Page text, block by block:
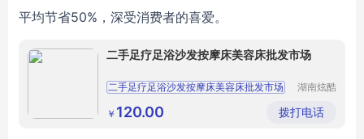
平均节省50%， 深受消费者的喜爱。
二手足疗足浴沙发按摩床美容床批发市场
二手足疗足浴沙发按摩床美容床批发市场
休闲洗脚沙发
按摩沙发泡澡桶
湖南炫酷
技有限公
司
￥ 120.00 拨打电话